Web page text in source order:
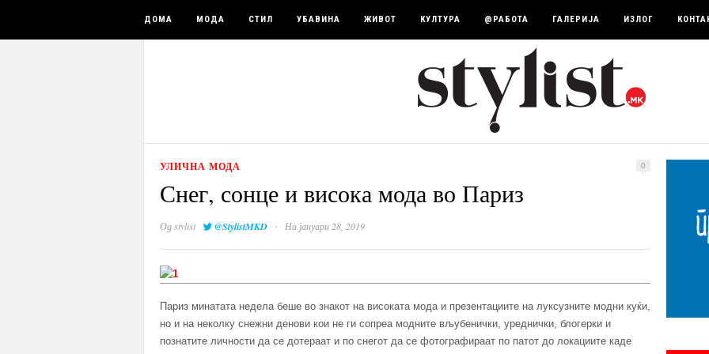
ДОМА МОДА СТИЛ УБАВИНА ЖИВОТ КУЛТУРА @РАБОТА ГАЛЕРИЈА ИЗЛОГ
УЛИЧНА МОДА 0
Снег, сонце и висока мода во Париз
Одstylist @StylistMKD · На јануари 28, 2019
Париз минатата недела беше во знакот на високата мода и презентациите на луксузните модни куќи,
но и на неколку снежни денови кои не ги сопреа модните вљубенички, уреднички, блогерки и
познатите личности да се дотераат и по снегот да се фотографираат по патот до локациите каде